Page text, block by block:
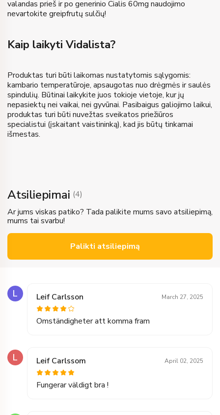
valandas prieš ir po generinio Cialis 60mg naudojimo
nevartokite greipfrutų sulčių!
Kaip laikyti Vidalista?
Produktas turi būti laikomas nustatytomis sąlygomis:
kambario temperatūroje, apsaugotas nuo drėgmės ir saulės
spindulių. Būtinai laikykite juos tokioje vietoje, kur jų
nepasiektų nei vaikai, nei gyvūnai. Pasibaigus galiojimo laikui,
produktas turi būti nuvežtas sveikatos priežiūros
specialistui (įskaitant vaistininką), kad jis būtų tinkamai
išmestas.
Atsiliepimai (4)
Ar jums viskas patiko? Tada palikite mums savo atsiliepimą,
mums tai svarbu!
Palikti atsiliepimą
L Leif Carlsson March 27, 2025
Omständigheter att komma fram
L Leif Carlssom April 02, 2025
Fungerar väldigt bra !